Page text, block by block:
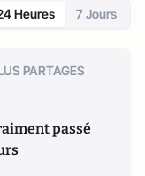
Heures 7 Jours
PARTAGES
passé